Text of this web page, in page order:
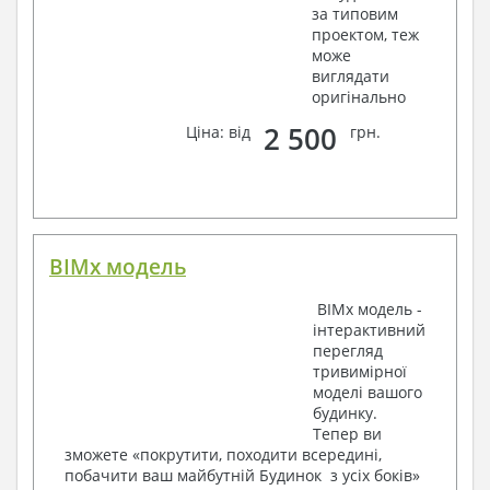
Відомості витрати сталі і бетону
3. Інженерний розділ (купується додатково
Умовні позначення із загальними даними
Система опалення
Умовні позначення та загальні дані
План мереж освітлення, план силових мереж
Схема системи рівняння потенціалів
Схема повторного контуру заземлення
Специфікація матеріалів
за типовим
проектом, теж
може
виглядати
оригінально
Ціна: від
2 500 грн.
BIMx модель
BIMx модель -
інтерактивний
перегляд
тривимірної
моделі вашого
будинку.
Тепер ви
зможете «покрутити, походити всередині,
побачити ваш майбутній Будинок з усіх боків»